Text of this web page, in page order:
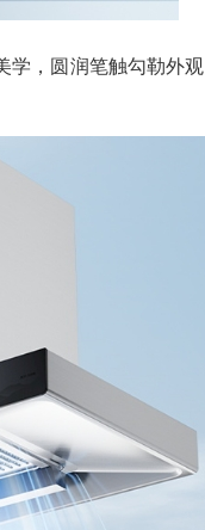
，圆润笔触勾勒外